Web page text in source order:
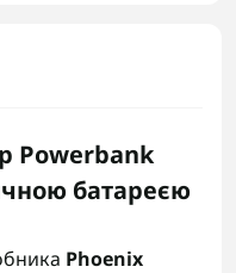
Powerbank
батареєю
Phoenix